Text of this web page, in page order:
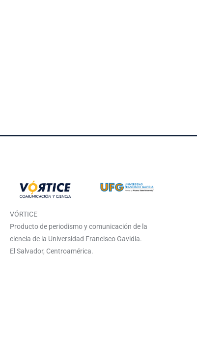
VÓRTICE
Producto de periodismo y comunicación de la
ciencia de la Universidad Francisco Gavidia.
El Salvador, Centroamérica.